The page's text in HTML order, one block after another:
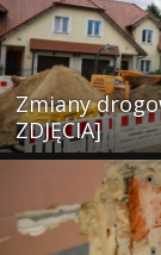
Zmiany
ZDJĘCIA]